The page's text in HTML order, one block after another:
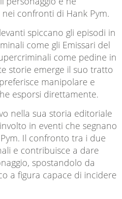
nei confronti di Hank Pym.
spiccano gli episodi in
come gli Emissari del
come pedine in
storie emerge il suo tratto
manipolare e
esporsi direttamente.
nella sua storia editoriale
in eventi che segnano
Il confronto tra i due
e contribuisce a dare
spostandolo da
a figura capace di incidere